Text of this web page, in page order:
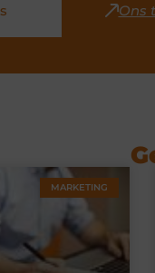
Ons
MARKETING